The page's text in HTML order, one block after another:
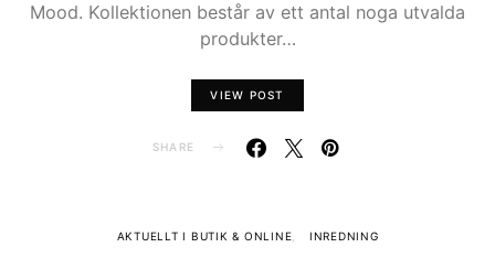
Mood. Kollektionen består av ett antal noga utvalda
produkter…
VIEW POST
SHARE
AKTUELLT I BUTIK & ONLINE INREDNING